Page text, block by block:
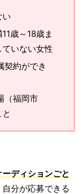
い
歳～18歳ま
いない女性
契約ができ
（福岡市
ディションごと
自分が応募できる